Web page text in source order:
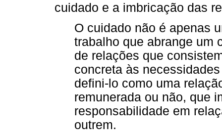
cuidado e a imbricação das
O cuidado não é apenas
trabalho que abrange um
de relações que
concreta às
defini-lo como uma
remunerada ou não, que
responsabilidade em
outrem.